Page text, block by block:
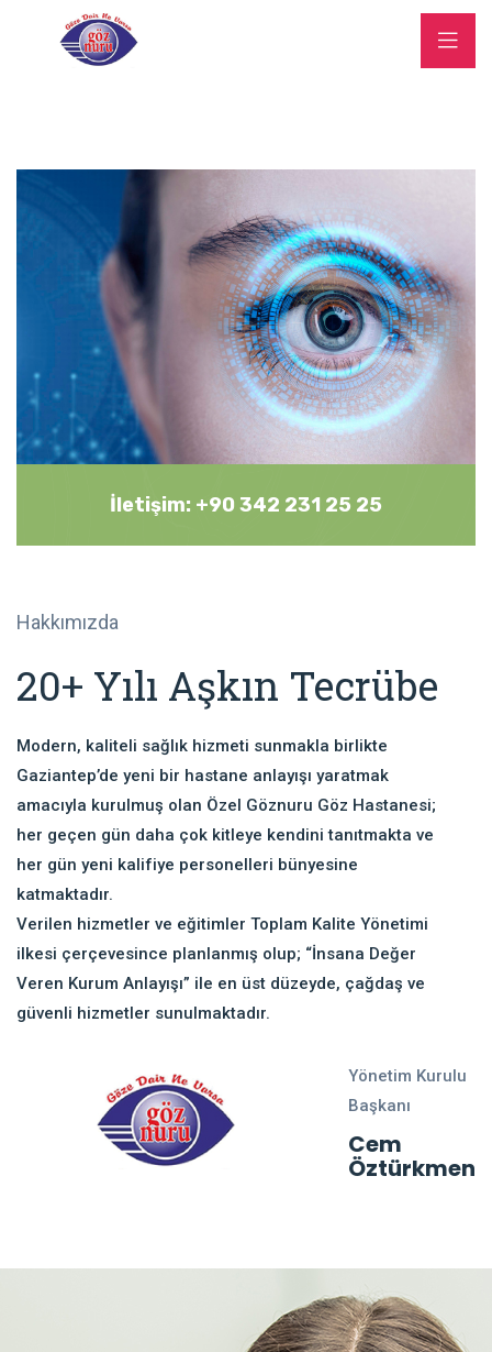
İletişim: +90 342 231 25 25
Hakkımızda
20+ Yılı Aşkın Tecrübe
Modern, kaliteli sağlık hizmeti sunmakla birlikte
Gaziantep’de yeni bir hastane anlayışı yaratmak
amacıyla kurulmuş olan Özel Göznuru Göz Hastanesi;
her geçen gün daha çok kitleye kendini tanıtmakta ve
her gün yeni kalifiye personelleri bünyesine
katmaktadır.
Verilen hizmetler ve eğitimler Toplam Kalite Yönetimi
ilkesi çerçevesince planlanmış olup; “İnsana Değer
Veren Kurum Anlayışı” ile en üst düzeyde, çağdaş ve
güvenli hizmetler sunulmaktadır.
Yönetim Kurulu
Başkanı
Cem
Öztürkmen